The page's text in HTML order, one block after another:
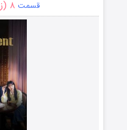
قسمت ۸ (زیرنویس)